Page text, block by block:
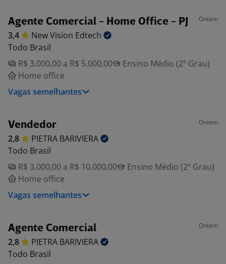
Agente Comercial - Home Office - PJ Ontem
3,4 New Vision Edtech
Todo Brasil
R$ 3.000,00 a R$ 5.000,00
Ensino Médio (2º Grau)
Home office
Vagas semelhantes
Vendedor Ontem
2,8 PIETRA BARIVIERA
Todo Brasil
R$ 3.000,00 a R$ 10.000,00
Ensino Médio (2º Grau)
Home office
Vagas semelhantes
Agente Comercial Ontem
2,8 PIETRA BARIVIERA
Todo Brasil